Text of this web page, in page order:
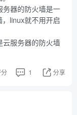
务器的防火墙是一
linux就不用开启
云服务器的防火墙
1 分享